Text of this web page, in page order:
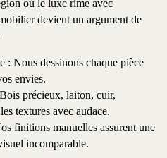
où le luxe rime avec
devient un argument de
: Nous dessinons chaque pièce
envies.
précieux, laiton, cuir,
textures avec audace.
finitions manuelles assurent une
incomparable.